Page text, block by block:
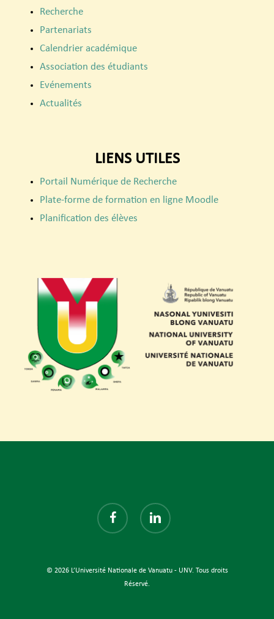
Recherche
Partenariats
Calendrier académique
Association des étudiants
Evénements
Actualités
LIENS UTILES
Portail Numérique de Recherche
Plate-forme de formation en ligne Moodle
Planification des élèves
facebook linkedin
© 2026 L’Université Nationale de Vanuatu - UNV. Tous droits
Réservé.